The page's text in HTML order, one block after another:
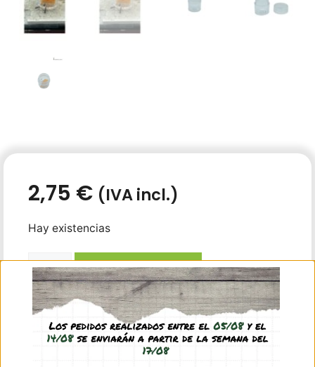
2,75 € (IVA incl.)
Hay existencias
Añadir al carrito
Zona de alimentación: pequeña caja con tapa de
rosca. Cuenta con un orificio de diámetro 0,5 cm.